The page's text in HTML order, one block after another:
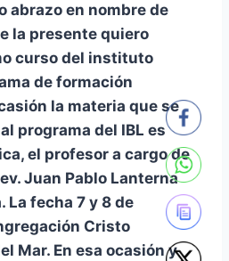
abrazo en nombre de
la presente quiero
curso del instituto
de formación
la materia que se
programa del IBL es
el profesor a cargo de
Juan Pablo Lanterna
La fecha 7 y 8 de
Cristo
Mar. En esa ocasión y